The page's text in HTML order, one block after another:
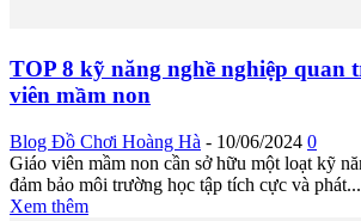
TOP 8 kỹ năng nghề nghiệp quan
viên mầm non
Blog Đồ Chơi Hoàng Hà - 10/06/2024 0
Giáo viên mầm non cần sở hữu một loạt kỹ
đảm bảo môi trường học tập tích cực và phát...
Xem thêm